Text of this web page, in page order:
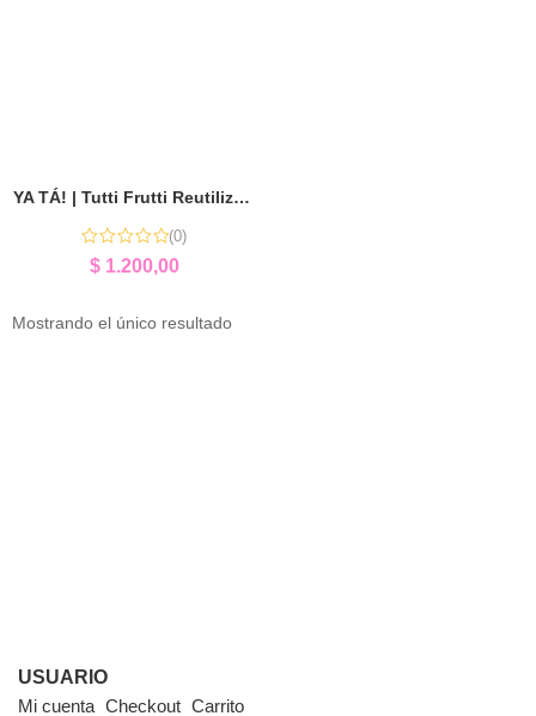
YA TÁ! | Tutti Frutti Reutilizable y Didáctico para Niños
(0)
$1.200,00
Mostrando el único resultado
USUARIO
Mi cuenta Checkout Carrito